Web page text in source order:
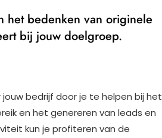
het bedenken van originele
bij jouw doelgroep.
bedrijf door je te helpen bij het
en het genereren van leads en
kun je profiteren van de